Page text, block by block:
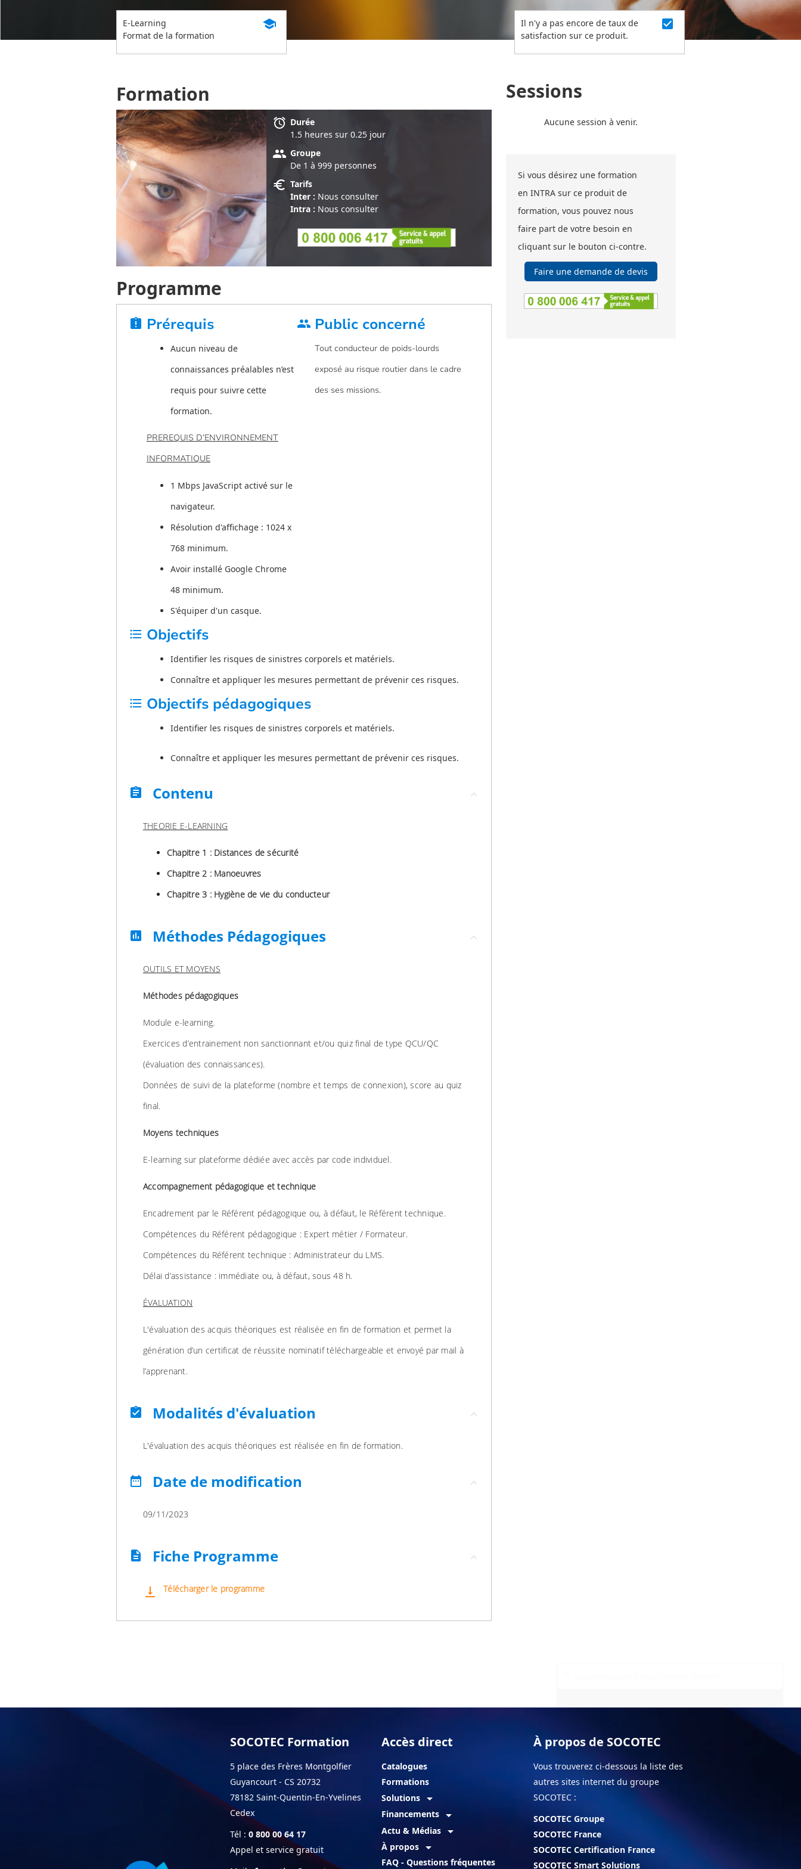
E-Learning
Format de la formation
school
Il n'y a pas encore de taux de
satisfaction sur ce produit.
check_box
Formation
alarm Durée
1.5 heures sur 0.25 jour
group Groupe
De 1 à 999 personnes
euro Tarifs
Inter : Nous consulter
Intra : Nous consulter
Programme
assignment_late Prérequis
Aucun niveau de
connaissances préalables n’est
requis pour suivre cette
formation.
PREREQUIS D’ENVIRONNEMENT
INFORMATIQUE
1 Mbps JavaScript activé sur le
navigateur.
Résolution d'affichage : 1024 x
768 minimum.
Avoir installé Google Chrome
48 minimum.
S'équiper d'un casque.
group Public concerné
Tout conducteur de poids-lourds
exposé au risque routier dans le cadre
des ses missions.
format_list_bulleted Objectifs
Identifier les risques de sinistres corporels et matériels.
Connaître et appliquer les mesures permettant de prévenir ces risques.
format_list_bulleted Objectifs pédagogiques
Identifier les risques de sinistres corporels et matériels.
Connaître et appliquer les mesures permettant de prévenir ces risques.
assignment Contenu
THEORIE E-LEARNING
Chapitre 1 : Distances de sécurité
Chapitre 2 : Manoeuvres
Chapitre 3 : Hygiène de vie du conducteur
assessment Méthodes Pédagogiques
OUTILS ET MOYENS
Méthodes pédagogiques
Module e-learning.
Exercices d’entrainement non sanctionnant et/ou quiz final de type QCU/QC
(évaluation des connaissances).
Données de suivi de la plateforme (nombre et temps de connexion), score au quiz
final.
Moyens techniques
E-learning sur plateforme dédiée avec accès par code individuel.
Accompagnement pédagogique et technique
Encadrement par le Référent pédagogique ou, à défaut, le Référent technique.
Compétences du Référent pédagogique : Expert métier / Formateur.
Compétences du Référent technique : Administrateur du LMS.
Délai d’assistance : immédiate ou, à défaut, sous 48 h.
ÉVALUATION
L'évaluation des acquis théoriques est réalisée en fin de formation et permet la
génération d’un certificat de réussite nominatif téléchargeable et envoyé par mail à
l’apprenant.
assignment_turned_in Modalités d'évaluation
L'évaluation des acquis théoriques est réalisée en fin de formation.
date_range Date de modification
09/11/2023
description Fiche Programme
vertical_align_bottom Télécharger le programme
Sessions
Aucune session à venir.
Si vous désirez une formation
en INTRA sur ce produit de
formation, vous pouvez nous
faire part de votre besoin en
cliquant sur le bouton ci-contre.
Faire une demande de devis
SOCOTEC Formation
5 place des Frères Montgolfier
Guyancourt - CS 20732
78182 Saint-Quentin-En-Yvelines
Cedex
Tél : 0 800 00 64 17
Appel et service gratuit
Accès direct
Catalogues
Formations
Solutions arrow_drop_down
Financements arrow_drop_down
Actu & Médias arrow_drop_down
À propos arrow_drop_down
FAQ - Questions fréquentes
À propos de SOCOTEC
Vous trouverez ci-dessous la liste des
autres sites internet du groupe
SOCOTEC :
SOCOTEC Groupe
SOCOTEC France
SOCOTEC Certification France
SOCOTEC Smart Solutions